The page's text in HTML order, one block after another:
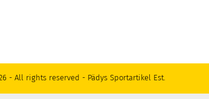
- All rights reserved - Pädys Sportartikel Est.